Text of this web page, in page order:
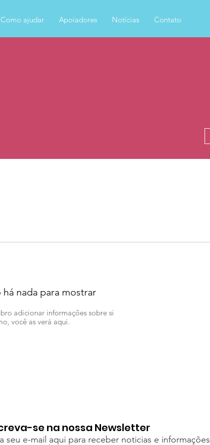
Como ajudar Apoiadores Notícias Contato
nada para mostrar
adicionar informações sobre si
você as verá aqui.
se na nossa Newsletter
seu e-mail aqui para receber noticias e informações